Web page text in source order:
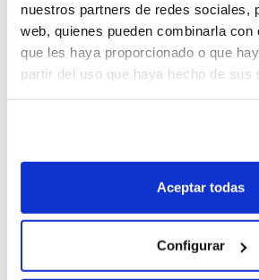
nuestros partners de redes sociales,
web, quienes pueden combinarla con
que les haya proporcionado o que
partir del uso que haya hecho de sus
Aceptar todas
Configurar
Solo hay una versión del KUV100